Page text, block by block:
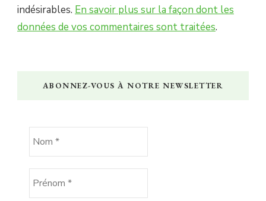
indésirables. En savoir plus sur la façon dont les
données de vos commentaires sont traitées.
ABONNEZ-VOUS À NOTRE NEWSLETTER